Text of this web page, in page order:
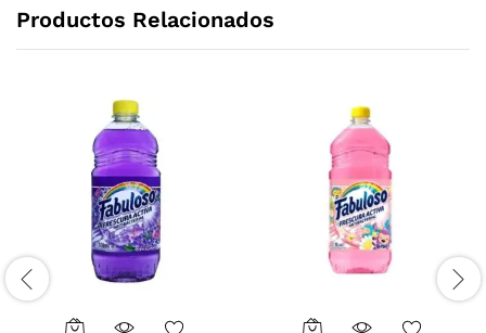
Productos Relacionados